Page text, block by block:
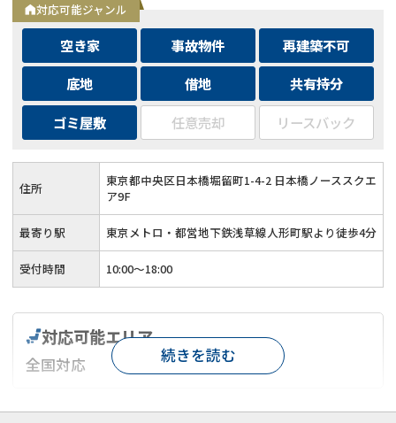
対応可能ジャンル
空き家 事故物件
再建築不可
底地
借地
共有持分
ゴミ屋敷
任意売却 リースバック
住所
東京都中央区日本橋堀留町1-4-2 日本橋ノーススクエ
ア9F
最寄り駅 東京メトロ・都営地下鉄浅草線人形町駅より徒歩4分
受付時間 10:00～18:00
対応可能エリア
全国対応
対応が親身 オンライン面談可能
レスポンスが早い
続きを読む